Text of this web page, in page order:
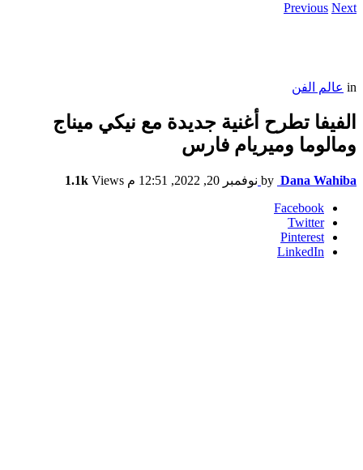
Previous Next
in عالم الفن
الفيفا تطرح أغنية جديدة مع نيكي ميناج
ومالوما وميريام فارس
by Dana Wahiba نوفمبر 20, 2022, 12:51 م 1.1k Views
Facebook
Twitter
Pinterest
LinkedIn